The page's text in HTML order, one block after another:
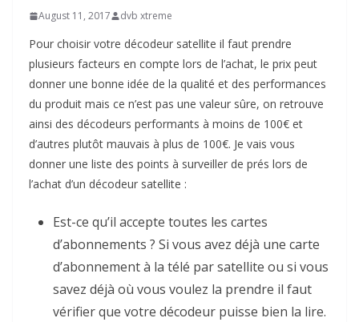
August 11, 2017 dvb xtreme
Pour choisir votre décodeur satellite il faut prendre
plusieurs facteurs en compte lors de l’achat, le prix peut
donner une bonne idée de la qualité et des performances
du produit mais ce n’est pas une valeur sûre, on retrouve
ainsi des décodeurs performants à moins de 100€ et
d’autres plutôt mauvais à plus de 100€. Je vais vous
donner une liste des points à surveiller de prés lors de
l’achat d’un décodeur satellite :
Est-ce qu’il accepte toutes les cartes
d’abonnements ? Si vous avez déjà une carte
d’abonnement à la télé par satellite ou si vous
savez déjà où vous voulez la prendre il faut
vérifier que votre décodeur puisse bien la lire.